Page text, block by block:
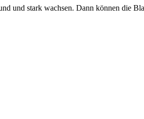
und stark wachsen. Dann können die